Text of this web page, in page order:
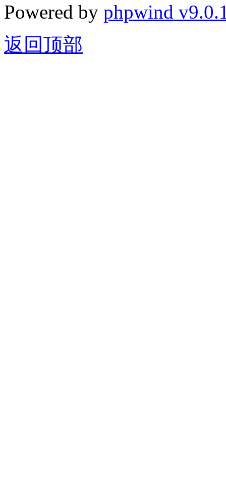
Powered by phpwind
返回顶部